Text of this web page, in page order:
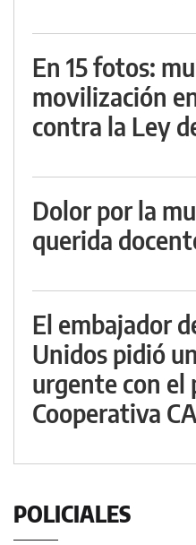
En 15 fotos:
movilización
contra la Ley
Dolor por la
querida
El embajador
Unidos pidió
urgente con el
Cooperativa
POLICIALES